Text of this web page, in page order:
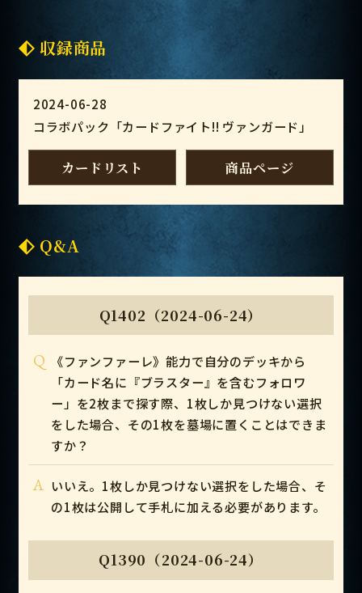
収録商品
2024-06-28
コラボパック「カードファイト!! ヴァンガード」
カードリスト 商品ページ
Q&A
Q1402（2024-06-24）
Q
《ファンファーレ》能力で自分のデッキから
「カード名に『ブラスター』を含むフォロワ
ー」を2枚まで探す際、1枚しか見つけない選択
をした場合、その1枚を墓場に置くことはできま
すか？
A いいえ。1枚しか見つけない選択をした場合、そ
の1枚は公開して手札に加える必要があります。
Q1390（2024-06-24）